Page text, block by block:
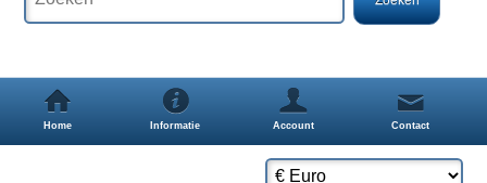
vissen
van
hun
Home Informatie Account Contact